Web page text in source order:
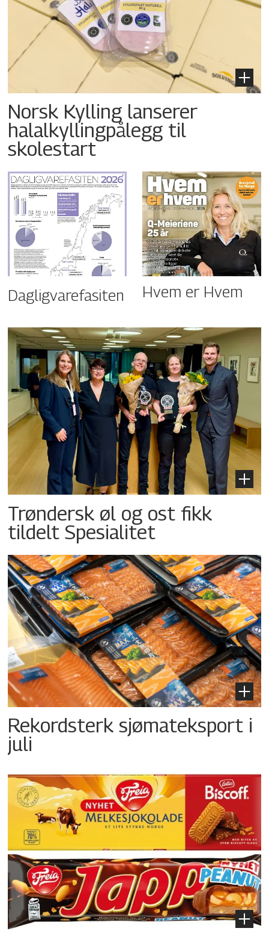
Norsk Kylling lanserer
halalkyllingpålegg til
skolestart
Dagligvarefasiten Hvem er Hvem
Trøndersk øl og ost fikk
tildelt Spesialitet
Rekordsterk sjømateksport i
juli